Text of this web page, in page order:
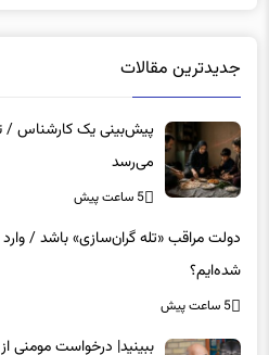
جدیدترین مقالات
پیش‌بینی یک کارشناس /
می‌رسد
5 ساعت پیش
دولت مراقب «تله گران‌سازی» باشد / وارد
شده‌ایم؟
5 ساعت پیش
ببینید| درخواست مومنی